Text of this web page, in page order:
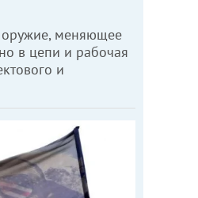
оружие, меняющее
в цепи и рабочая
и